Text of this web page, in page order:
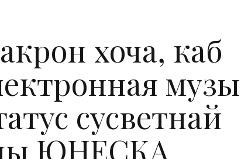
хоча, каб
сусветнай
ЮНЕСКА